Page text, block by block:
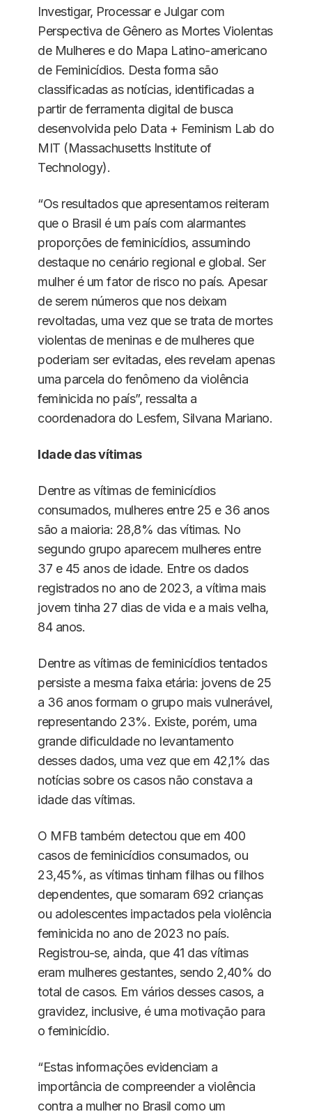
Investigar, Processar e Julgar com
Perspectiva de Gênero as Mortes Violentas
de Mulheres e do Mapa Latino-americano
de Feminicídios. Desta forma são
classificadas as notícias, identificadas a
partir de ferramenta digital de busca
desenvolvida pelo Data + Feminism Lab do
MIT (Massachusetts Institute of
Technology).
“Os resultados que apresentamos reiteram
que o Brasil é um país com alarmantes
proporções de feminicídios, assumindo
destaque no cenário regional e global. Ser
mulher é um fator de risco no país. Apesar
de serem números que nos deixam
revoltadas, uma vez que se trata de mortes
violentas de meninas e de mulheres que
poderiam ser evitadas, eles revelam apenas
uma parcela do fenômeno da violência
feminicida no país”, ressalta a
coordenadora do Lesfem, Silvana Mariano.
Idade das vítimas
Dentre as vítimas de feminicídios
consumados, mulheres entre 25 e 36 anos
são a maioria: 28,8% das vítimas. No
segundo grupo aparecem mulheres entre
37 e 45 anos de idade. Entre os dados
registrados no ano de 2023, a vítima mais
jovem tinha 27 dias de vida e a mais velha,
84 anos.
Dentre as vítimas de feminicídios tentados
persiste a mesma faixa etária: jovens de 25
a 36 anos formam o grupo mais vulnerável,
representando 23%. Existe, porém, uma
grande dificuldade no levantamento
desses dados, uma vez que em 42,1% das
notícias sobre os casos não constava a
idade das vítimas.
O MFB também detectou que em 400
casos de feminicídios consumados, ou
23,45%, as vítimas tinham filhas ou filhos
dependentes, que somaram 692 crianças
ou adolescentes impactados pela violência
feminicida no ano de 2023 no país.
Registrou-se, ainda, que 41 das vítimas
eram mulheres gestantes, sendo 2,40% do
total de casos. Em vários desses casos, a
gravidez, inclusive, é uma motivação para
o feminicídio.
“Estas informações evidenciam a
importância de compreender a violência
contra a mulher no Brasil como um